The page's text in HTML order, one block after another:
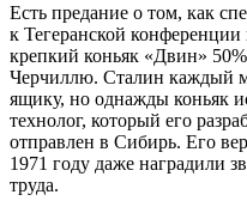
Есть предание о том, как
к Тегеранской
крепкий коньяк «Двин»
Черчиллю. Сталин каждый
ящику, но однажды коньяк
технолог, который его
отправлен в Сибирь. Его
1971 году даже наградили
труда.